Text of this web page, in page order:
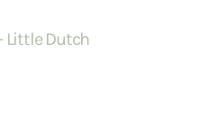
Little Dutch